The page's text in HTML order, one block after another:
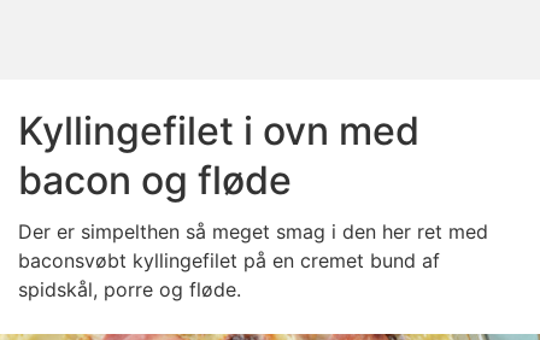
Kyllingefilet i ovn med
bacon og fløde
Der er simpelthen så meget smag i den her ret med
baconsvøbt kyllingefilet på en cremet bund af
spidskål, porre og fløde.